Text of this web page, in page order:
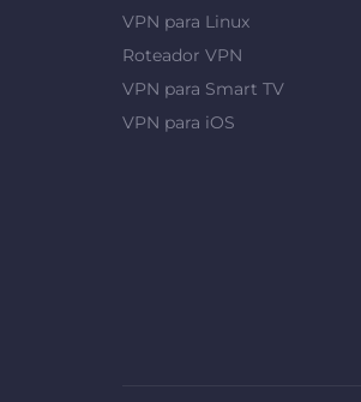
VPN para Linux
Roteador VPN
VPN para Smart TV
VPN para iOS